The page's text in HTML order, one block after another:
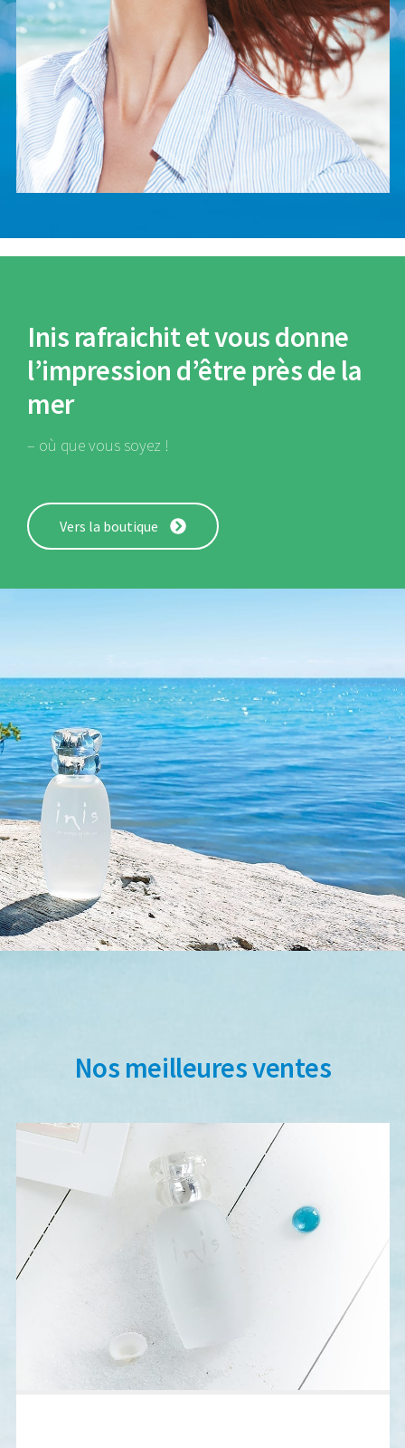
Inis rafraichitet vous donne
l’impression d’être près de la
mer
– où que vous soyez !
Vers la boutique
Nos meilleures ventes